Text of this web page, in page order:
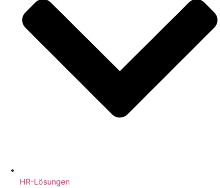
HR-Lösungen